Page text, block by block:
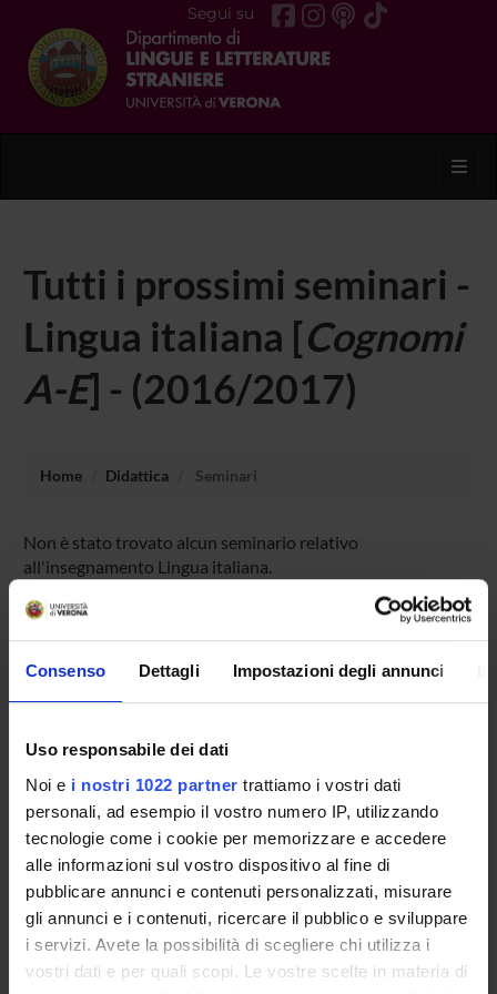
Consenso Dettagli Impostazioni degli annunci
Uso responsabile dei dati
Noi e i nostri 1022 partner trattiamo i vostri dati
personali, ad esempio il vostro numero IP, utilizzando
tecnologie come i cookie per memorizzare e accedere
alle informazioni sul vostro dispositivo al fine di
pubblicare annunci e contenuti personalizzati, misurare
gli annunci e i contenuti, ricercare il pubblico e sviluppare
i servizi. Avete la possibilità di scegliere chi utilizza i
vostri dati e per quali scopi. Le vostre scelte in materia di
Segui su
Tutti i prossimi seminari -
Lingua italiana [Cognomi
A-E] - (2016/2017)
Home Didattica Seminari
Non è stato trovato alcun seminario relativo
all'insegnamento Lingua italiana.
OFFERTA FORMATIVA
DOTTORATI DI RICERCA E FORMAZIONE
SUPERIORE
Contatti
Persone
Luoghi
Calendario